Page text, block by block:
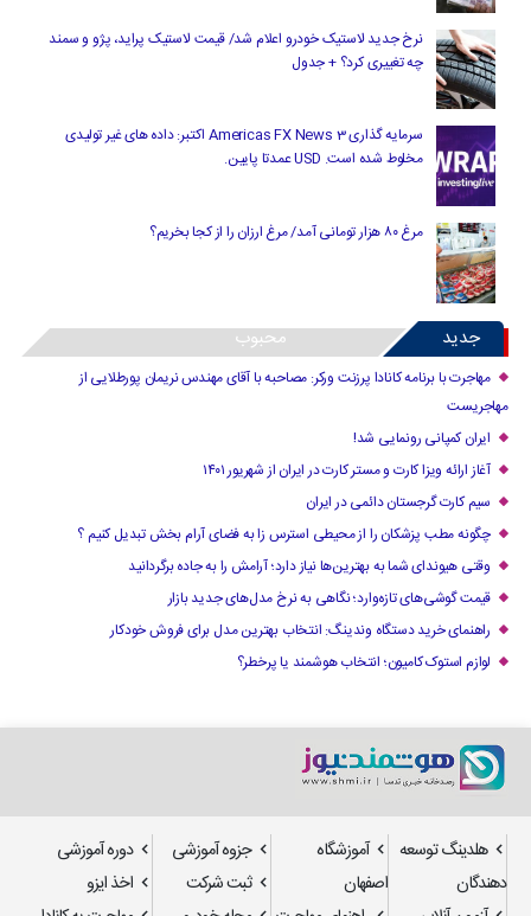
نرخ جدید لاستیک خودرو اعلام شد/ قیمت لاستیک پراید، پژو و سمند
چه تغییری کرد؟ + جدول
سرمایه گذاری Americas FX News 3 اکتبر: داده های غیر تولیدی
مخلوط شده است. USD عمدتا پایین.
مرغ ۸۰ هزار تومانی آمد/ مرغ ارزان را از کجا بخریم؟
جدید محبوب
مهاجرت با برنامه کانادا پرزنت ورکر: مصاحبه با آقای مهندس نریمان پورطلایی از
مهاجریست
ایران کمپانی رونمایی شد!
آغاز ارائه ویزا کارت و مستر کارت در ایران از شهریور ۱۴۰۱
سیم کارت گرجستان دائمی در ایران
چگونه مطب پزشکان را از محیطی استرس زا به فضای آرام بخش تبدیل کنیم ؟
وقتی هیوندای شما به بهترین‌ها نیاز دارد؛ آرامش را به جاده برگردانید
قیمت گوشی‌های تازه‌وارد؛ نگاهی به نرخ مدل‌های جدید بازار
راهنمای خرید دستگاه وندینگ: انتخاب بهترین مدل برای فروش خودکار
لوازم استوک کامیون؛ انتخاب هوشمند یا پرخطر؟
هلدینگ توسعه
دهندگان
آموزشگاه
اصفهان
جزوه آموزشی
دوره آموزشی
ثبت شرکت
اخذ ایزو